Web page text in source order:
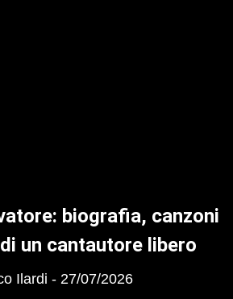
biografia, canzoni
un cantautore libero
Ilardi 27/07/2026